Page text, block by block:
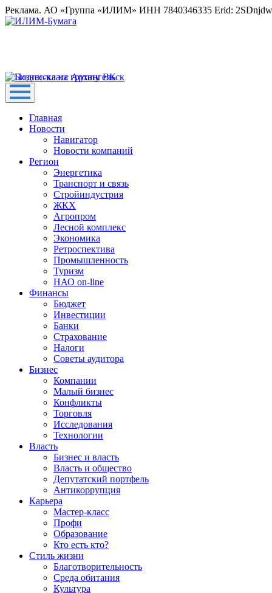
Реклама. АО «Группа «ИЛИМ» ИНН 7840346335 Erid:
Главная
Новости
Навигатор
Новости компаний
Регион
Энергетика
Транспорт и связь
Стройиндустрия
ЖКХ
Агропром
Лесной комплекс
Экономика
Ретроспектива
Промышленность
Туризм
НАО on-line
Финансы
Бюджет
Инвестиции
Банки
Страхование
Налоги
Советы аудитора
Бизнес
Компании
Малый бизнес
Конфликты
Торговля
Исследования
Технологии
Власть
Бизнес и власть
Власть и общество
Депутатский портфель
Антикоррупция
Карьера
Мастер-класс
Профи
Образование
Кто есть кто?
Стиль жизни
Благотворительность
Среда обитания
Культура